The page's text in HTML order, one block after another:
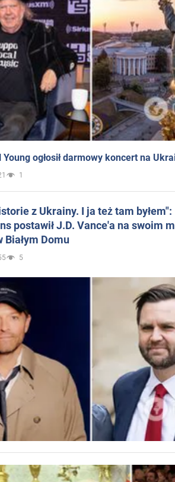
ogłosił darmowy koncert na
1
z Ukrainy. I ja też tam
postawił J.D. Vance'a na swoim
Białym Domu
5